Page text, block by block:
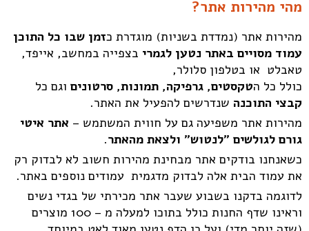
מהי מהירות אתר?
מהירות אתר (נמדדת בשניות) מוגדרת כזמן שבו כל התוכן
עמוד מסויים באתר נטען לגמרי בצפייה במחשב, אייפד,
טאבלט או בטלפון סלולר,
כולל כל הטקסטים, גרפיקה, תמונות, סרטונים וגם כל
קבצי התוכנה שנדרשים להפעיל את האתר.
מהירות אתר משפיעה גם על חווית המשתמש – אתר איטי
גורם לגולשים "לנטוש" ולצאת מהאתר.
כשאנחנו בודקים אתר מבחינת מהירות חשוב לא לבדוק רק
את עמוד הבית אלה לבדוק מדגמית עמודים נוספים באתר.
לדוגמה בדקנו בשבוע שעבר אתר מכירתי של בגדי נשים
וראינו שדף החנות כולל בתוכו למעלה מ – 100 מוצרים